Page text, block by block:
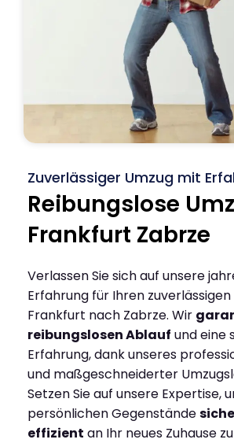
Zuverlässiger Umzug mit
Reibungslose
Frankfurt Zabrze
Verlassen Sie sich auf unsere
Erfahrung für Ihren
Frankfurt nach Zabrze. Wir
reibungslosen Ablauf und eine
Erfahrung, dank unseres
und maßgeschneiderter
Setzen Sie auf unsere Expertise,
persönlichen Gegenstände
effizient an Ihr neues Zuhause